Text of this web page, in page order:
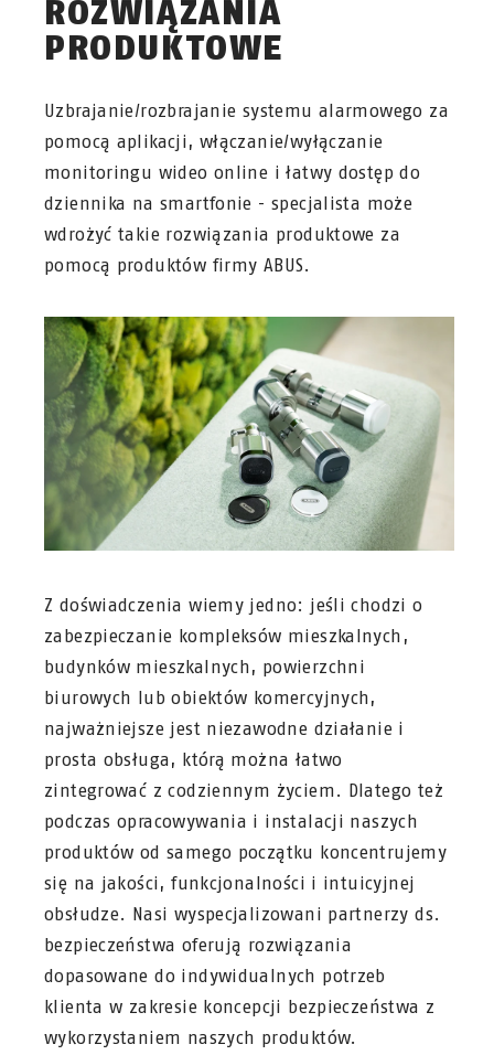
ROZWIĄZANIA
PRODUKTOWE
Uzbrajanie/rozbrajanie systemu alarmowego za
pomocą aplikacji, włączanie/wyłączanie
monitoringu wideo online i łatwy dostęp do
dziennika na smartfonie - specjalista może
wdrożyć takie rozwiązania produktowe za
pomocą produktów firmy ABUS.
Z doświadczenia wiemy jedno: jeśli chodzi o
zabezpieczanie kompleksów mieszkalnych,
budynków mieszkalnych, powierzchni
biurowych lub obiektów komercyjnych,
najważniejsze jest niezawodne działanie i
prosta obsługa, którą można łatwo
zintegrować z codziennym życiem. Dlatego też
podczas opracowywania i instalacji naszych
produktów od samego początku koncentrujemy
się na jakości, funkcjonalności i intuicyjnej
obsłudze. Nasi wyspecjalizowani partnerzy ds.
bezpieczeństwa oferują rozwiązania
dopasowane do indywidualnych potrzeb
klienta w zakresie koncepcji bezpieczeństwa z
wykorzystaniem naszych produktów.